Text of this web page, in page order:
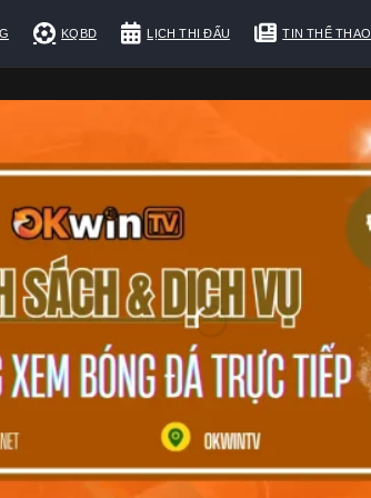
KQBD LỊCH THI ĐẤU TIN THỂ THAO